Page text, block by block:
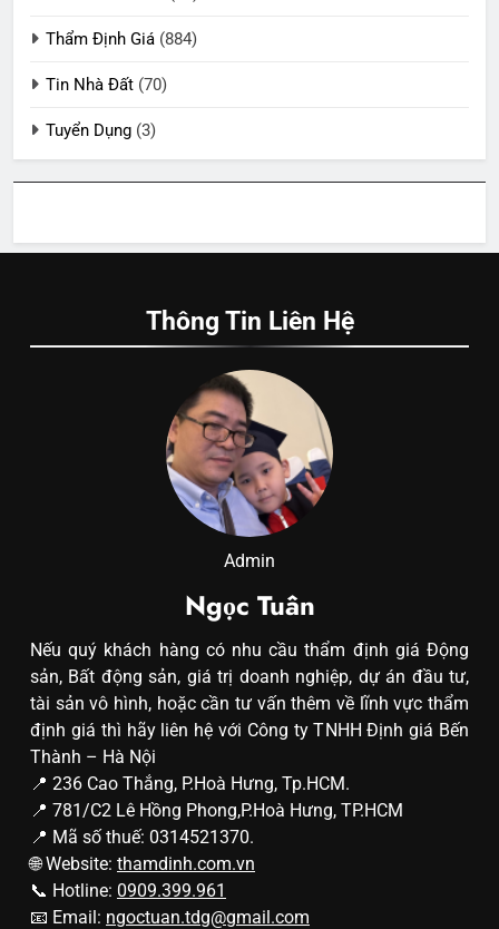
Thẩm Định Giá (884)
Tin Nhà Đất (70)
Tuyển Dụng (3)
Thông Tin Liên Hệ
Admin
Ngọc Tuân
Nếu quý khách hàng có nhu cầu thẩm định giá Động
sản, Bất động sản, giá trị doanh nghiệp, dự án đầu tư,
tài sản vô hình, hoặc cần tư vấn thêm về lĩnh vực thẩm
định giá thì hãy liên hệ với Công ty TNHH Định giá Bến
Thành – Hà Nội
📍 236 Cao Thắng, P.Hoà Hưng, Tp.HCM.
📍 781/C2 Lê Hồng Phong,P.Hoà Hưng, TP.HCM
📍 Mã số thuế: 0314521370.
🌐 Website: thamdinh.com.vn
📞 Hotline: 0909.399.961
📧 Email: ngoctuan.tdg@gmail.com